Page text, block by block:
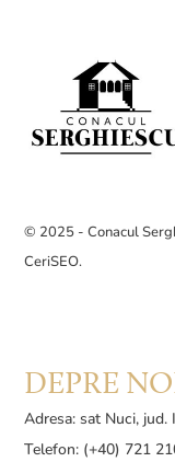
© 2025 - Conacul
CeriSEO.
DEPRE
Adresa: sat Nuci, jud.
Telefon: (+40) 721